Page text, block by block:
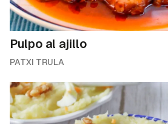
Pulpo al ajillo
PATXI TRULA
Contenido enviado
Gracias por suscribirte a